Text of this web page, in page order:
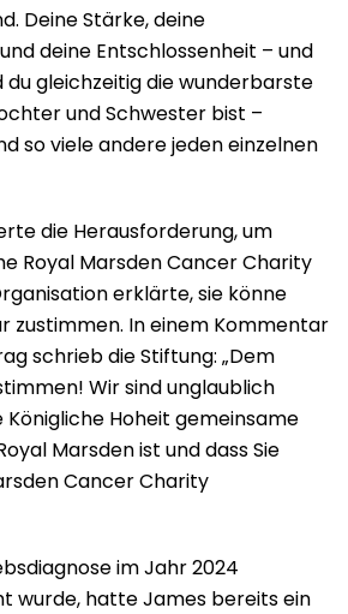
Deine Stärke, deine
deine Entschlossenheit – und
du gleichzeitig die wunderbarste
und Schwester bist –
so viele andere jeden einzelnen
die Herausforderung, um
Royal Marsden Cancer Charity
erklärte, sie könne
zustimmen. In einem Kommentar
schrieb die Stiftung: „Dem
Wir sind unglaublich
Königliche Hoheit gemeinsame
Marsden ist und dass Sie
Cancer Charity
im Jahr 2024
wurde, hatte James bereits ein